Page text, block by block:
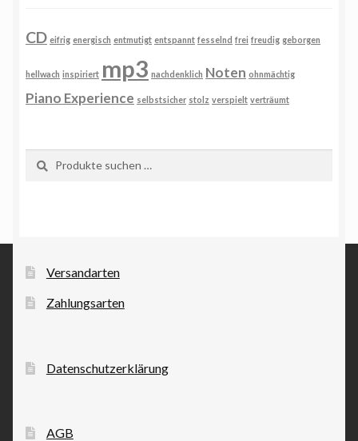
CD eifrig energisch entmutigt entspannt fesselnd frei freudig geborgen
hellwach inspiriert mp3 nachdenklich Noten ohnmächtig
Piano Experience selbstsicher stolz verspielt verträumt
Suchen
nach:
Suchen
Versandarten
Zahlungsarten
Datenschutzerklärung
AGB